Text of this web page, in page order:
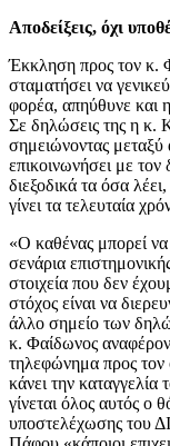
Αποδείξεις, όχι
Έκκληση προς τον κ.
σταματήσει να
φορέα, απηύθυνε και
Σε δηλώσεις της η κ.
σημειώνοντας μεταξύ
επικοινωνήσει με
διεξοδικά τα όσα
γίνει τα τελευταία
«Ο καθένας μπορεί να
σενάρια
στοιχεία που δεν
στόχος είναι να
άλλο σημείο των
κ. Φαίδωνος
τηλεφώνημα προς τον
κάνει την καταγγελία
γίνεται όλος αυτός ο
υποστελέχωσης του